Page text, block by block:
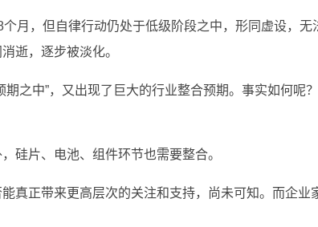
月，但自律行动仍处于低级阶段之中，形同虚设，无
逝，逐步被淡化。
之中”，又出现了巨大的行业整合预期。事实如何呢
硅片、电池、组件环节也需要整合。
真正带来更高层次的关注和支持，尚未可知。而企业